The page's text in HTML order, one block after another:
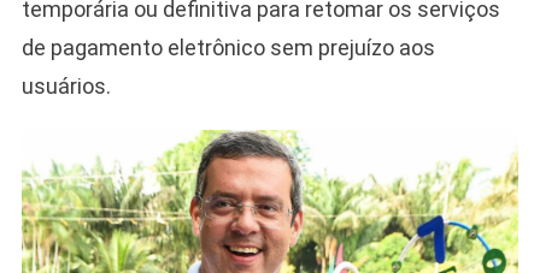
temporária ou definitiva para retomar os serviços
de pagamento eletrônico sem prejuízo aos
usuários.